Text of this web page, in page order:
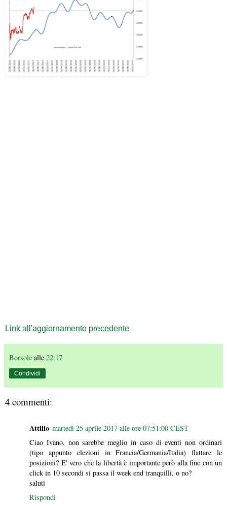
Link all'aggiornamento precedente
Borsole alle 22:17
Condividi
4 commenti:
Attilio martedì 25 aprile 2017 alle ore 07:51:00 CEST
Ciao Ivano, non sarebbe meglio in caso di eventi non ordinari
(tipo appunto elezioni in Francia/Germania/Italia) flattare le
posizioni? E' vero che la libertà è importante però alla fine con un
click in 10 secondi si passa il week end tranquilli, o no?
saluti
Rispondi